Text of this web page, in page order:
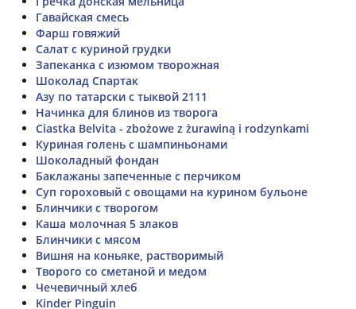
Гавайская смесь
Фарш говяжий
Салат с куриной грудки
Запеканка с изюмом творожная
Шоколад Спартак
Азу по татарски с тыквой 2111
Начинка для блинов из творога
Ciastka Belvita - zbożowe z żurawiną i rodzynkami
Куриная голень с шампиньонами
Шоколадный фондан
Баклажаны запеченные с перчиком
Суп гороховый с овощами на курином бульоне
Блинчики с творогом
Каша молочная 5 злаков
Блинчики с мясом
Вишня на коньяке, растворимый
Творого со сметаной и медом
Чечевичный хлеб
Kinder Pinguin